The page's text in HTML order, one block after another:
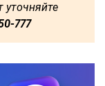
уточняйте
777